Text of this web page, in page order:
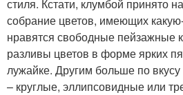
стиля. Кстати, клумбой принято
собрание цветов, имеющих
нравятся свободные пейзажные
разливы цветов в форме ярких
лужайке. Другим больше по
– круглые, эллипсовидные или